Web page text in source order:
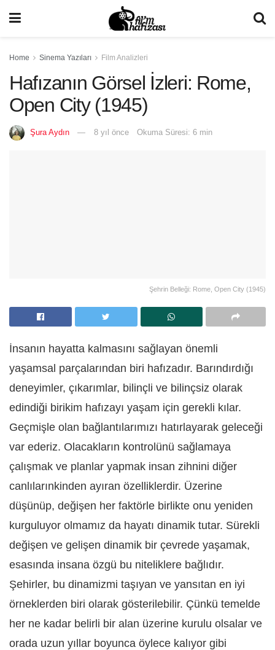
Home Sinema Yazıları Film Analizleri
Hafızanın Görsel İzleri: Rome,
Open City (1945)
Şura Aydın 8 yıl önce Okuma Süresi: 6 min
Şehrin Belleği: Rome, Open City (1945)
İnsanın hayatta kalmasını sağlayan önemli
yaşamsal parçalarından biri hafızadır. Barındırdığı
deneyimler, çıkarımlar, bilinçli ve bilinçsiz olarak
edindiği birikim hafızayı yaşam için gerekli kılar.
Geçmişle olan bağlantılarımızı hatırlayarak geleceği
var ederiz. Olacakların kontrolünü sağlamaya
çalışmak ve planlar yapmak insan zihnini diğer
canlılarınkinden ayıran özelliklerdir. Üzerine
düşünüp, değişen her faktörle birlikte onu yeniden
kurguluyor olmamız da hayatı dinamik tutar. Sürekli
değişen ve gelişen dinamik bir çevrede yaşamak,
esasında insana özgü bu niteliklere bağlıdır.
Şehirler, bu dinamizmi taşıyan ve yansıtan en iyi
örneklerden biri olarak gösterilebilir. Çünkü temelde
her ne kadar belirli bir alan üzerine kurulu olsalar ve
orada uzun yıllar boyunca öylece kalıyor gibi